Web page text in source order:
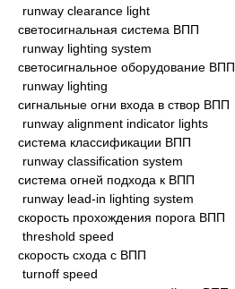
runway clearance light
светосигнальная система ВПП
runway lighting system
светосигнальное оборудование ВПП
runway lighting
сигнальные огни входа в створ ВПП
runway alignment indicator lights
система классификации ВПП
runway classification system
система огней подхода к ВПП
runway lead-in lighting system
скорость прохождения порога ВПП
threshold speed
скорость схода с ВПП
turnoff speed